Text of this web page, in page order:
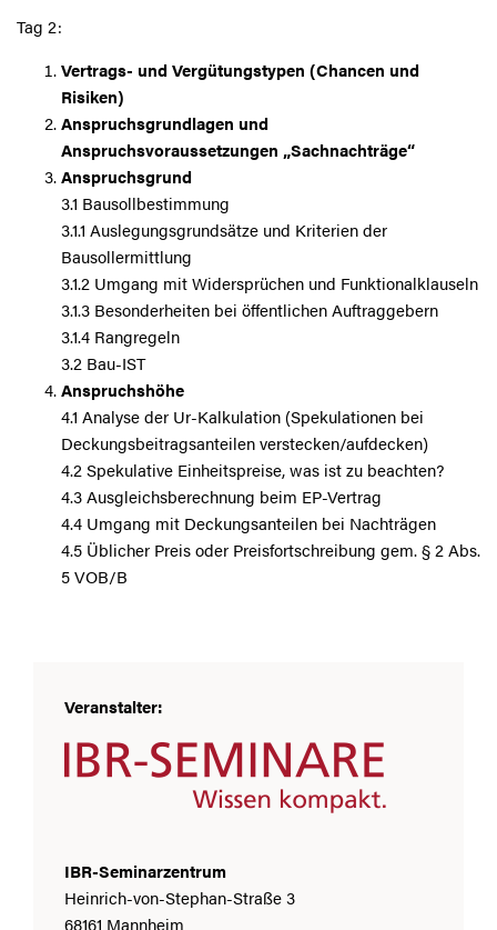
Tag 2:
Vertrags- und Vergütungstypen (Chancen und
Risiken)
Anspruchsgrundlagen und
Anspruchsvoraussetzungen „Sachnachträge“
Anspruchsgrund
3.1 Bausollbestimmung
3.1.1 Auslegungsgrundsätze und Kriterien der
Bausollermittlung
3.1.2 Umgang mit Widersprüchen und Funktionalklauseln
3.1.3 Besonderheiten bei öffentlichen Auftraggebern
3.1.4 Rangregeln
3.2 Bau-IST
Anspruchshöhe
4.1 Analyse der Ur-Kalkulation (Spekulationen bei
Deckungsbeitragsanteilen verstecken/aufdecken)
4.2 Spekulative Einheitspreise, was ist zu beachten?
4.3 Ausgleichsberechnung beim EP-Vertrag
4.4 Umgang mit Deckungsanteilen bei Nachträgen
4.5 Üblicher Preis oder Preisfortschreibung gem. § 2 Abs.
5 VOB/B
Veranstalter:
IBR-Seminarzentrum
Heinrich-von-Stephan-Straße 3
68161 Mannheim